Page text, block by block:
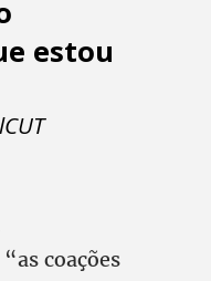
estou
coações